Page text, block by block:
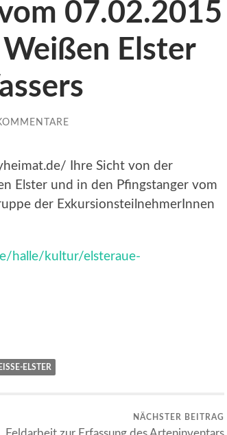
07.02.2015
Elster
Ihre Sicht von der
Elster und in den Pfingstanger vom
der ExkursionsteilnehmerInnen
halle/kultur/elsteraue-
ELSTER
NÄCHSTER BEITRAG